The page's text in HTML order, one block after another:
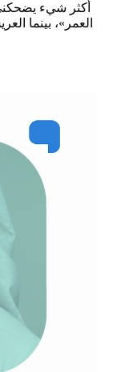
أكثر شيء
العمر»، بينما